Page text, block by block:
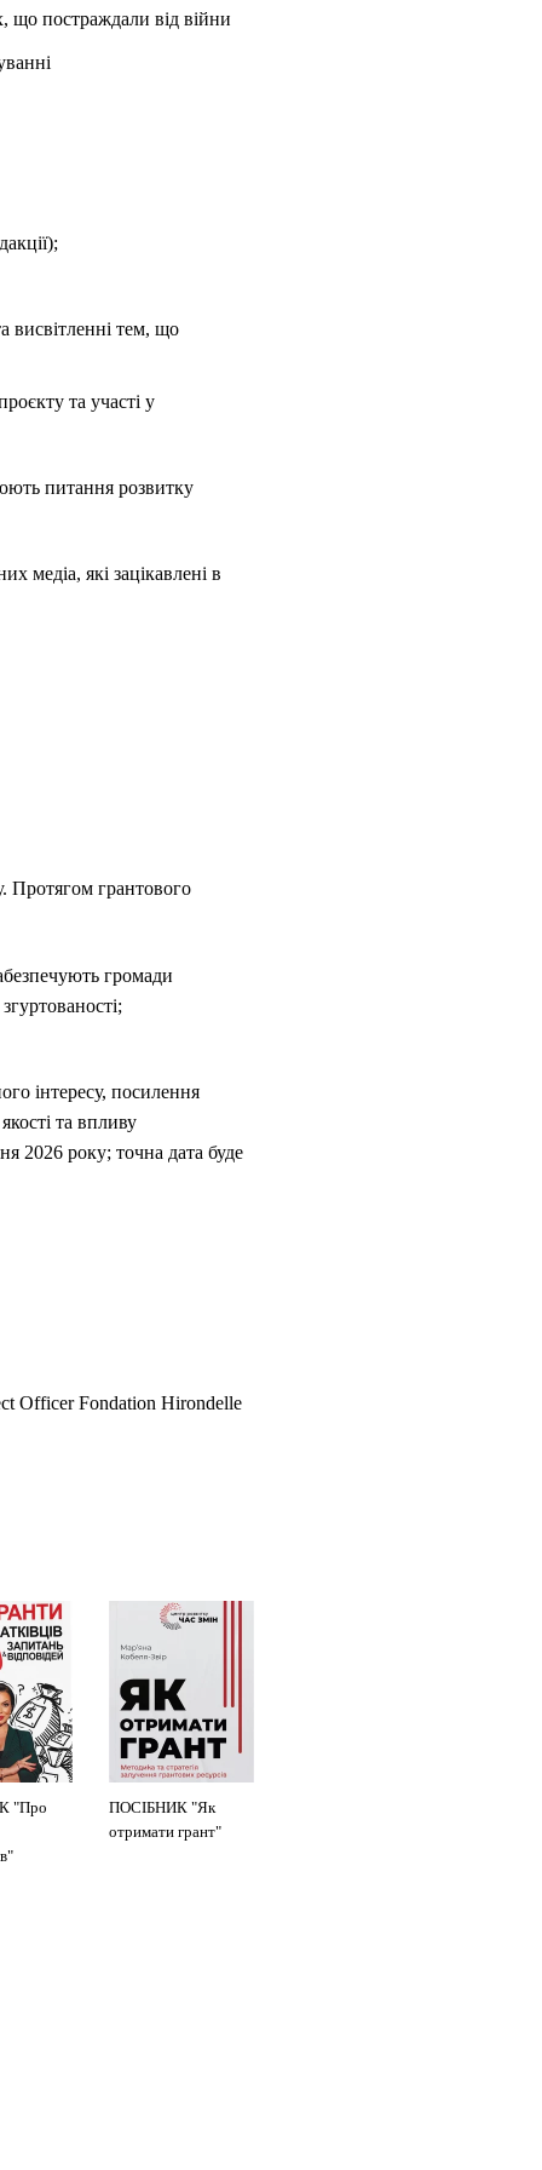
що постраждали від війни
висвітленні тем, що
та участі у
питання розвитку
медіа, які зацікавлені в
Протягом грантового
громади
інтересу, посилення
та впливу
2026 року; точна дата буде
Officer Fondation Hirondelle
"Про
ПОСІБНИК "Як
отримати грант"